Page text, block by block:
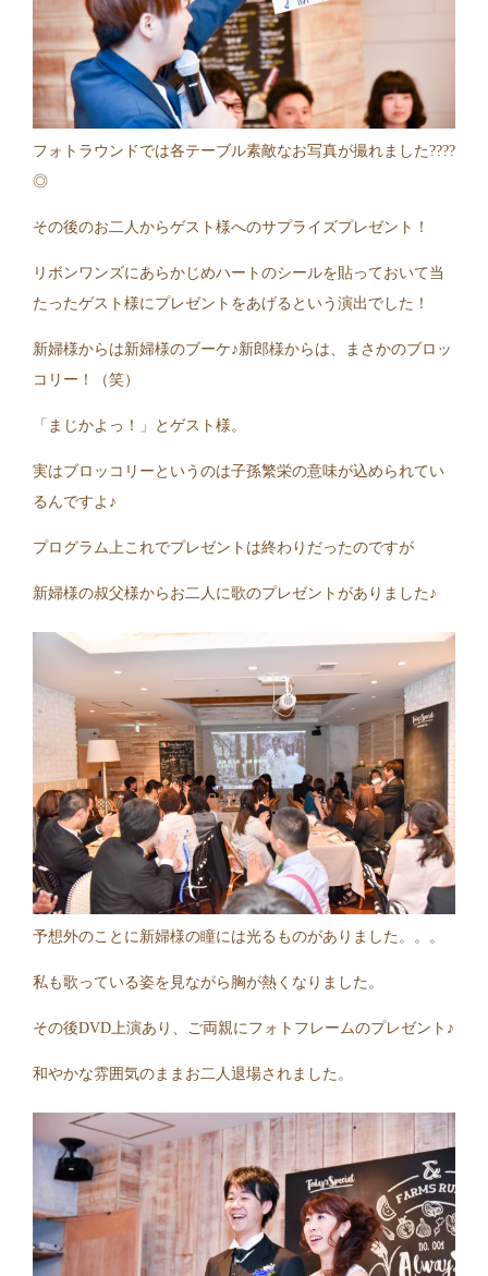
フォトラウンドでは各テーブル素敵なお写真が撮れました????
◎
その後のお二人からゲスト様へのサプライズプレゼント！
リボンワンズにあらかじめハートのシールを貼っておいて当
たったゲスト様にプレゼントをあげるという演出でした！
新婦様からは新婦様のブーケ♪新郎様からは、まさかのブロッ
コリー！（笑）
「まじかよっ！」とゲスト様。
実はブロッコリーというのは子孫繁栄の意味が込められてい
るんですよ♪
プログラム上これでプレゼントは終わりだったのですが
新婦様の叔父様からお二人に歌のプレゼントがありました♪
予想外のことに新婦様の瞳には光るものがありました。。。
私も歌っている姿を見ながら胸が熱くなりました。
その後DVD上演あり、ご両親にフォトフレームのプレゼント♪
和やかな雰囲気のままお二人退場されました。